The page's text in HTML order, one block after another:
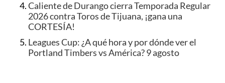
Caliente de Durango cierra Temporada Regular
2026 contra Toros de Tijuana, ¡gana una
CORTESÍA!
Leagues Cup: ¿A qué hora y por dónde ver el
Portland Timbers vs América? 9 agosto